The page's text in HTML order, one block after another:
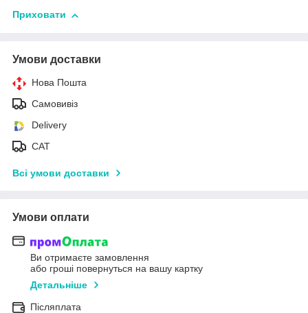
Приховати
Умови доставки
Нова Пошта
Самовивіз
Delivery
САТ
Всі умови доставки
Умови оплати
Ви отримаєте замовлення
або гроші повернуться на вашу картку
Детальніше
Післяплата